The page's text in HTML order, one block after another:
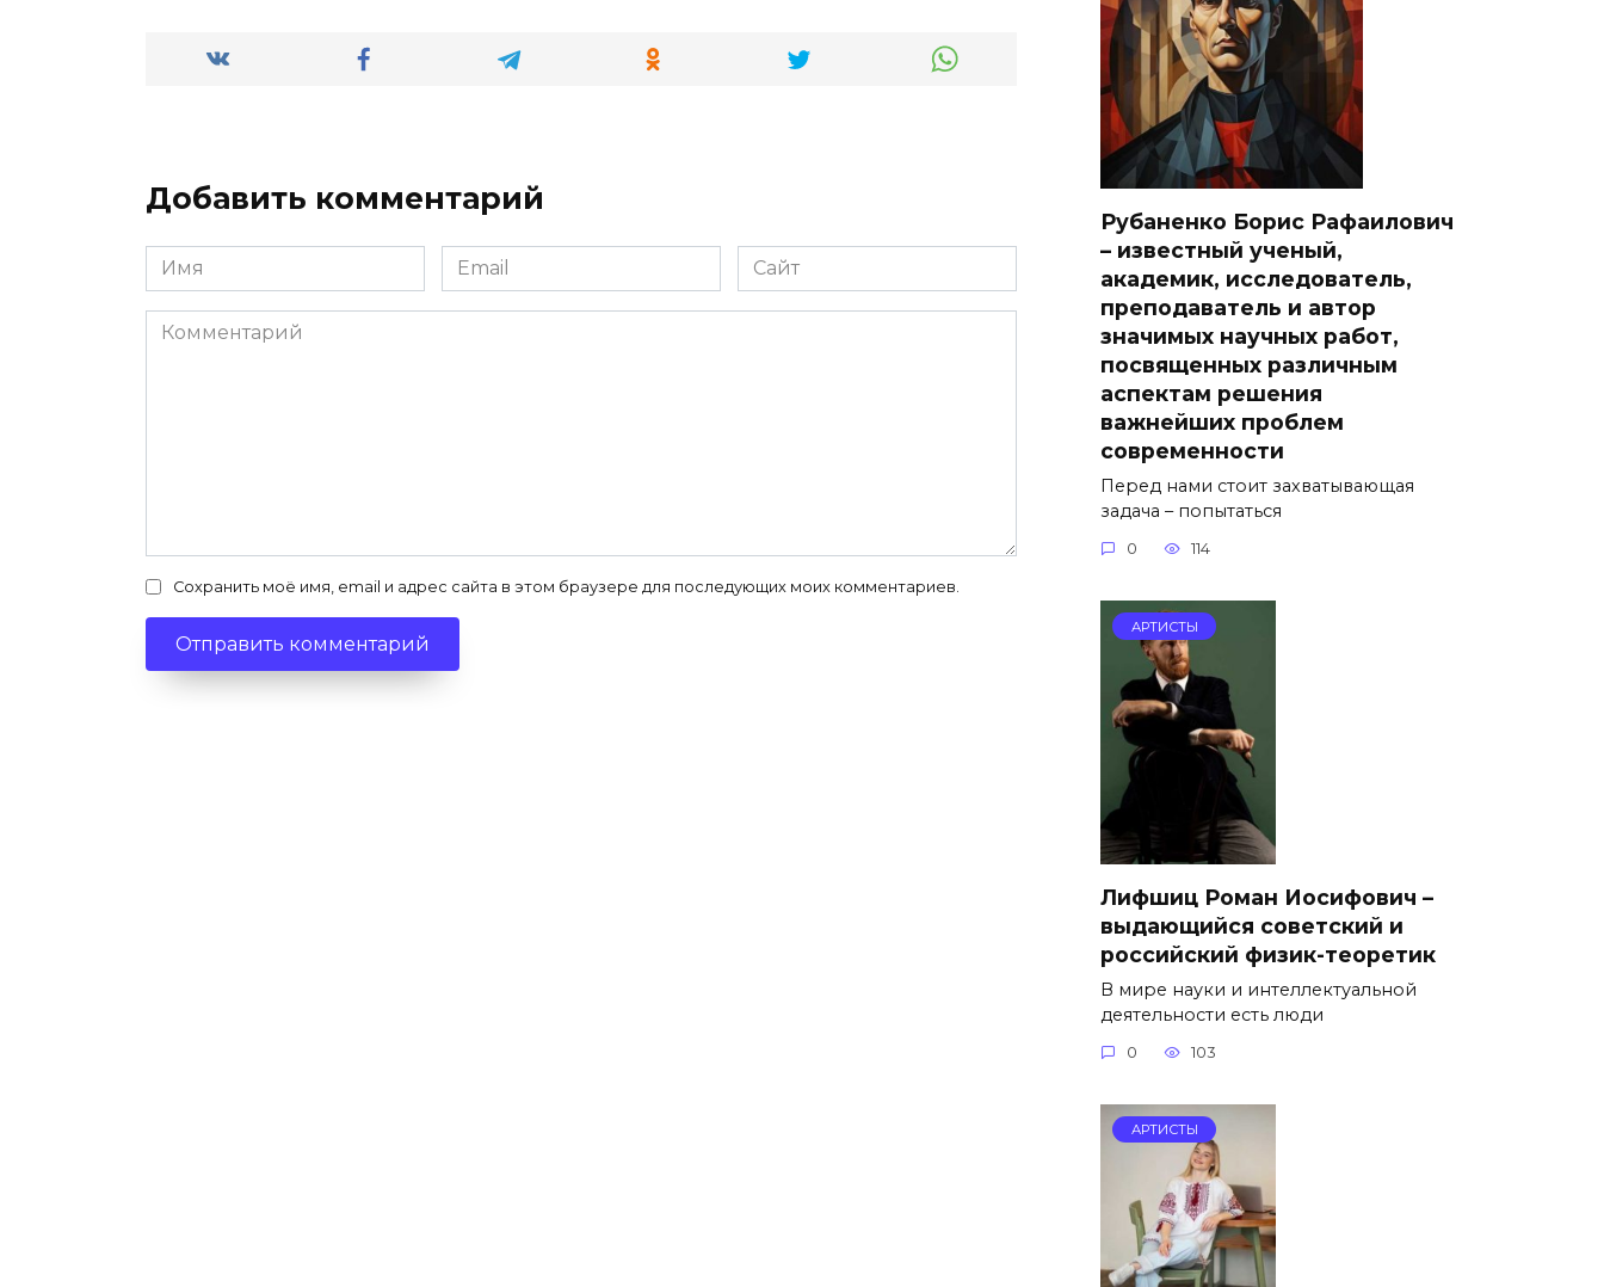
Добавить комментарий
Имя
*
Email
*
Сайт
Комментарий
Сохранить моё имя, email и адрес сайта в этом браузере для последующих моих комментариев.
Рубаненко Борис Рафаилович
– известный ученый,
академик, исследователь,
преподаватель и автор
значимых научных работ,
посвященных различным
аспектам решения
важнейших проблем
современности
Перед нами стоит захватывающая
задача – попытаться
0 114
АРТИСТЫ
Лифшиц Роман Иосифович –
выдающийся советский и
российский физик-теоретик
В мире науки и интеллектуальной
деятельности есть люди
0 103
АРТИСТЫ